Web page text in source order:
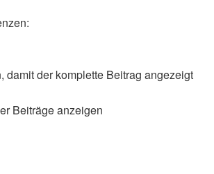
damit der komplette Beitrag angezeigt
Beiträge anzeigen